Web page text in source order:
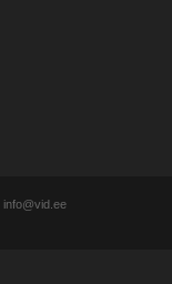
info@vid.ee